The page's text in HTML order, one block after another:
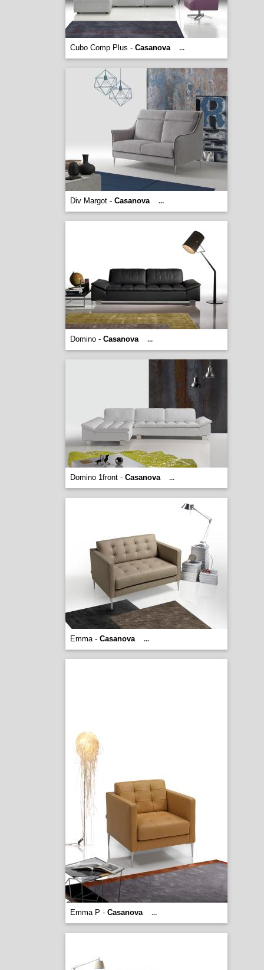
Cubo Comp Plus - Casanova ...
Div Margot - Casanova ...
Domino - Casanova ...
Domino 1front - Casanova ...
Emma - Casanova ...
Emma P - Casanova ...